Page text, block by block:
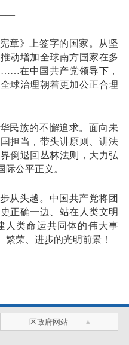
——
章》上签字的国家。从坚
动增加全球南方国家在多
在中国共产党领导下，
球治理朝着更加公正合理
民族的不懈追求。面向未
担当，带头讲原则、讲法
倒退回丛林法则，大力弘
公平正义。
从头越。中国共产党将团
正确一边、站在人类文明
人类命运共同体的伟大事
荣、进步的光明前景！
区政府网站